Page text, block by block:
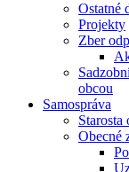
Ostatné
Projekty
Zber
obcou
Samospráva
Starosta
Obecné